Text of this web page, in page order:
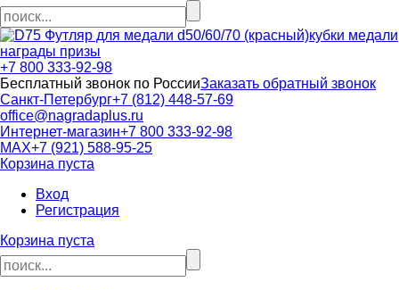
кубки медали
награды призы
+7 800 333-92-98
Бесплатный звонок по РоссииЗаказать обратный звонок
Санкт-Петербург+7 (812) 448-57-69
office@nagradaplus.ru
Интернет-магазин+7 800 333-92-98
MAX+7 (921) 588-95-25
Корзина пуста
Вход
Регистрация
Корзина пуста